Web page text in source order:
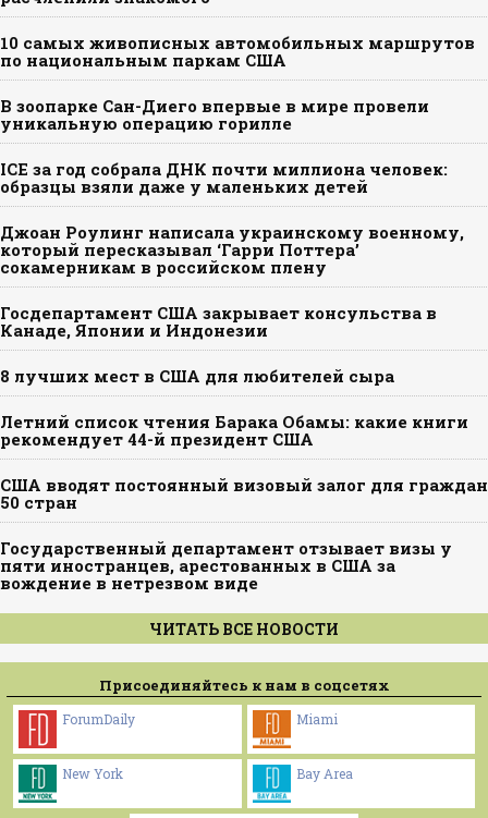
10 самых живописных автомобильных маршрутов
по национальным паркам США
В зоопарке Сан-Диего впервые в мире провели
уникальную операцию горилле
ICE за год собрала ДНК почти миллиона человек:
образцы взяли даже у маленьких детей
Джоан Роулинг написала украинскому военному,
который пересказывал ‘Гарри Поттера’
сокамерникам в российском плену
Госдепартамент США закрывает консульства в
Канаде, Японии и Индонезии
8 лучших мест в США для любителей сыра
Летний список чтения Барака Обамы: какие книги
рекомендует 44-й президент США
США вводят постоянный визовый залог для граждан
50 стран
Государственный департамент отзывает визы у
пяти иностранцев, арестованных в США за
вождение в нетрезвом виде
ЧИТАТЬ ВСЕ НОВОСТИ
Присоединяйтесь к нам в соцсетях
ForumDaily Miami
New York Bay Area